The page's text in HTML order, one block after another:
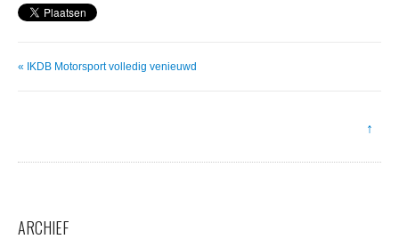
« IKDB Motorsport volledig venieuwd
↑
ARCHIEF